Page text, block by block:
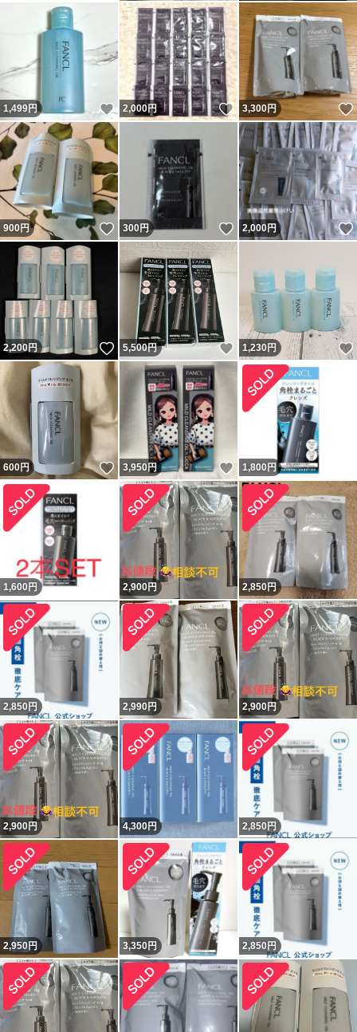
1,499円 いいね！
2,000円 いいね！
3,300円
900円 いいね！
300円 いいね！
2,000円
2,200円 いいね！
5,500円 いいね！
1,230円
600円 いいね！
3,950円 いいね！
1,800 円
1,600 円 2,900円 2,850円
2,850 円 2,990円 2,900円
2,900円 4,300円 2,850 円
2,950円 3,350円 2,850 円